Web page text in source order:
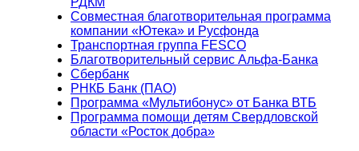
Совместная благотворительная программа
компании «Ютека» и Русфонда
Транспортная группа FESCO
Благотворительный сервис Альфа-Банка
Сбербанк
РНКБ Банк (ПАО)
Программа «Мультибонус» от Банка ВТБ
Программа помощи детям Свердловской
области «Росток добра»